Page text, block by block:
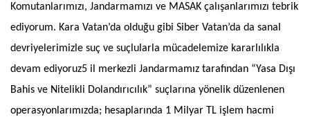
Komutanlarımızı, Jandarmamızı ve MASAK çalışanlarımızı tebrik
ediyorum. Kara Vatan’da olduğu gibi Siber Vatan’da da sanal
devriyelerimizle suç ve suçlularla mücadelemize kararlılıkla
devam ediyoruz5 il merkezli Jandarmamız tarafından “Yasa Dışı
Bahis ve Nitelikli Dolandırıcılık” suçlarına yönelik düzenlenen
operasyonlarımızda; hesaplarında 1 Milyar TL işlem hacmi